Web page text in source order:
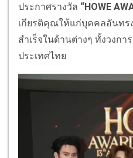
ประกาศรางวัล “HOWE
เกียรติคุณให้แก่บุคคลอันทร
สำเร็จในด้านต่างๆ ทั้งวงกา
ประเทศไทย